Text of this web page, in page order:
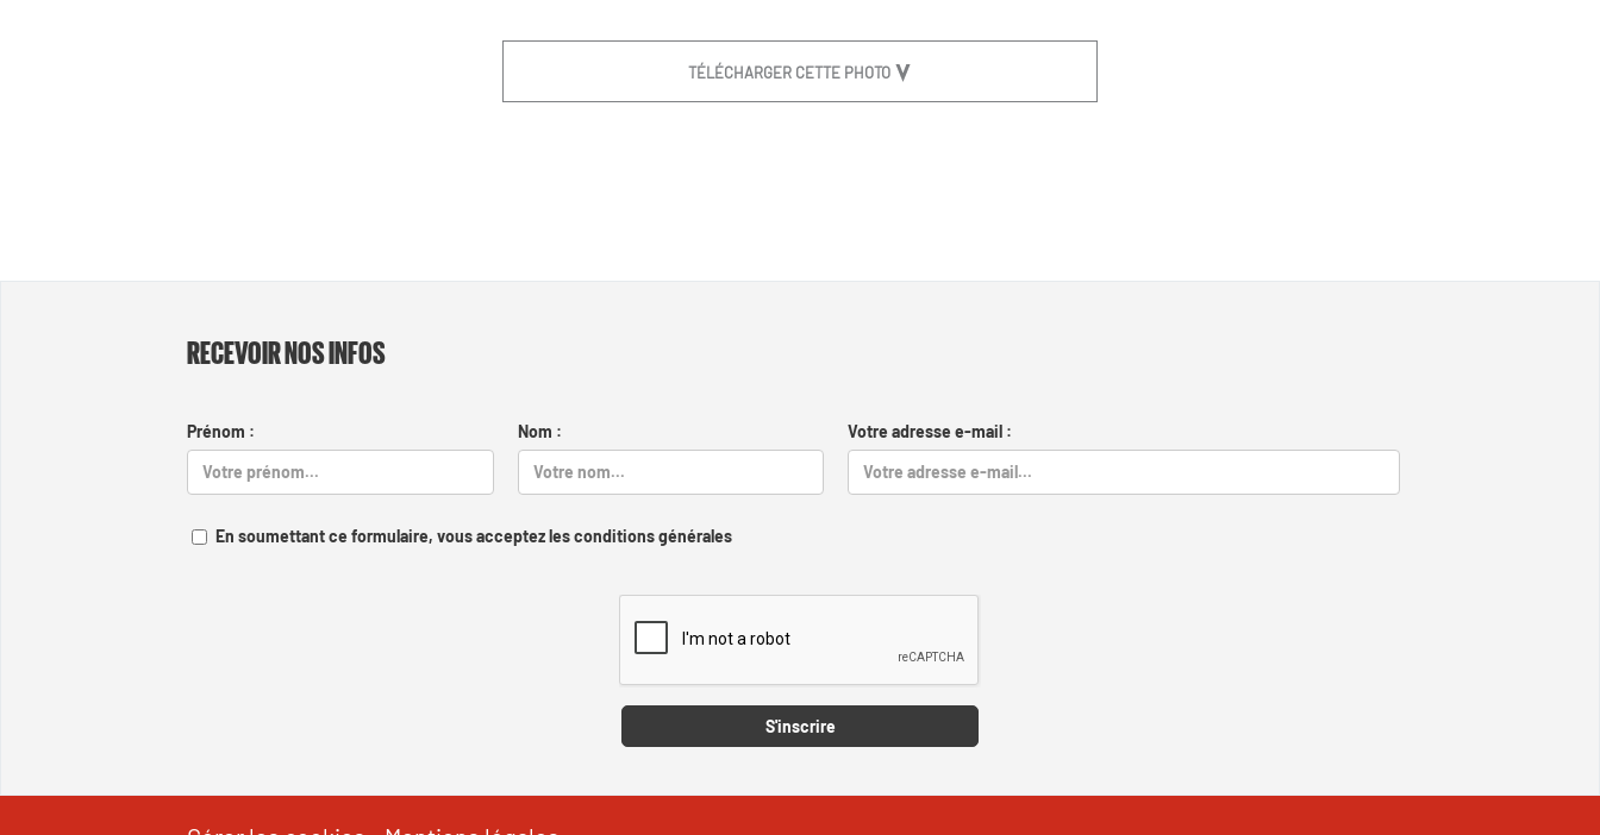
TÉLÉCHARGER CETTE PHOTO
RECEVOIR NOS INFOS
Prénom : Nom : Votre adresse e-mail :
En soumettant ce formulaire, vous acceptez les conditions générales
S'inscrire